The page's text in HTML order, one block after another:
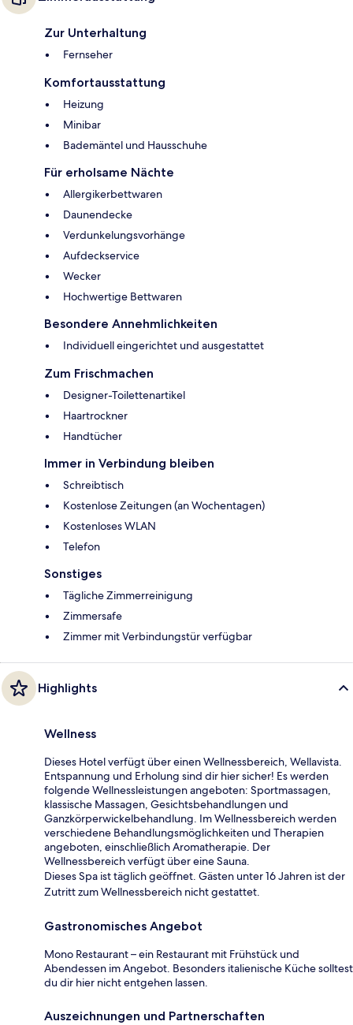
Zur Unterhaltung
Fernseher
Komfortausstattung
Heizung
Minibar
Bademäntel und Hausschuhe
Für erholsame Nächte
Allergikerbettwaren
Daunendecke
Verdunkelungsvorhänge
Aufdeckservice
Wecker
Hochwertige Bettwaren
Besondere Annehmlichkeiten
Individuell eingerichtet und ausgestattet
Zum Frischmachen
Designer-Toilettenartikel
Haartrockner
Handtücher
Immer in Verbindung bleiben
Schreibtisch
Kostenlose Zeitungen (an Wochentagen)
Kostenloses WLAN
Telefon
Sonstiges
Tägliche Zimmerreinigung
Zimmersafe
Zimmer mit Verbindungstür verfügbar
Highlights
Wellness
Dieses Hotel verfügt über einen Wellnessbereich, Wellavista.
Entspannung und Erholung sind dir hier sicher! Es werden
folgende Wellnessleistungen angeboten: Sportmassagen,
klassische Massagen, Gesichtsbehandlungen und
Ganzkörperwickelbehandlung. Im Wellnessbereich werden
verschiedene Behandlungsmöglichkeiten und Therapien
angeboten, einschließlich Aromatherapie. Der
Wellnessbereich verfügt über eine Sauna.
Dieses Spa ist täglich geöffnet. Gästen unter 16 Jahren ist der
Zutritt zum Wellnessbereich nicht gestattet.
Gastronomisches Angebot
Mono Restaurant – ein Restaurant mit Frühstück und
Abendessen im Angebot. Besonders italienische Küche solltest
du dir hier nicht entgehen lassen.
Auszeichnungen und Partnerschaften